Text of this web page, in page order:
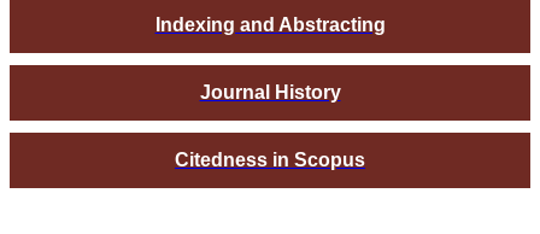
Indexing and Abstracting
Journal History
Citedness in Scopus